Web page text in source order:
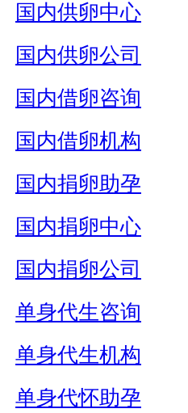
国内供卵中心
国内供卵公司
国内借卵咨询
国内借卵机构
国内捐卵助孕
国内捐卵中心
国内捐卵公司
单身代生咨询
单身代生机构
单身代怀助孕